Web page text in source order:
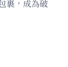
裹，成為破